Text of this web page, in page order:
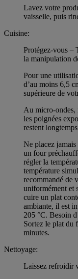
Lavez votre
vaisselle, puis
Cuisine:
Protégez-vous –
la manipulation
Pour une
d’au moins 6,5
supérieure de
Au micro-ondes,
les poignées
restent
Ne placez
un four
régler la
température
recommandé de
uniformément et
cuire un plat
ambiante, il est
205 °C. Besoin
Sortez le plat du
minutes.
Nettoyage:
Laissez refroidir